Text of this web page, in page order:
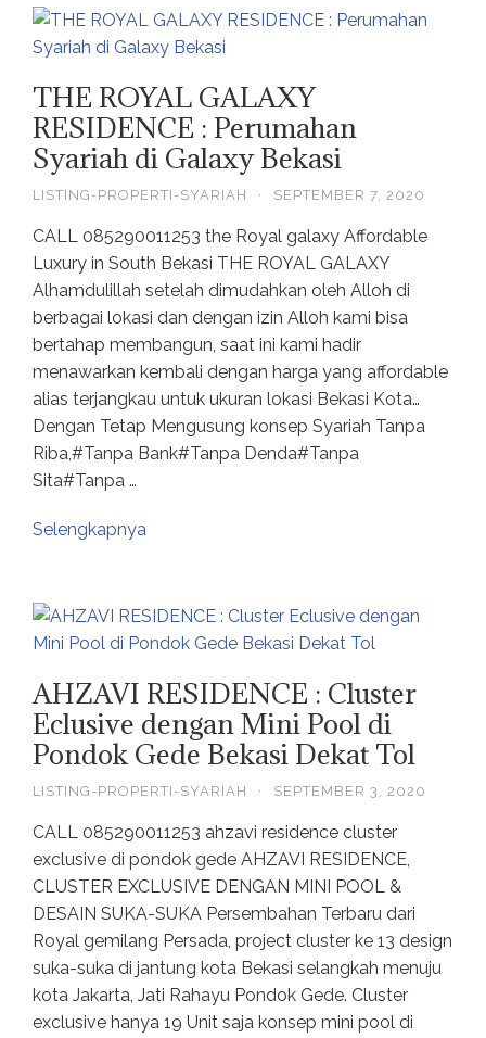
THE ROYAL GALAXY
RESIDENCE : Perumahan
Syariah di Galaxy Bekasi
LISTING-PROPERTI-SYARIAH · SEPTEMBER 7, 2020
CALL 085290011253 the Royal galaxy Affordable
Luxury in South Bekasi THE ROYAL GALAXY
Alhamdulillah setelah dimudahkan oleh Alloh di
berbagai lokasi dan dengan izin Alloh kami bisa
bertahap membangun, saat ini kami hadir
menawarkan kembali dengan harga yang affordable
alias terjangkau untuk ukuran lokasi Bekasi Kota…
Dengan Tetap Mengusung konsep Syariah Tanpa
Riba,#Tanpa Bank#Tanpa Denda#Tanpa
Sita#Tanpa …
Selengkapnya
AHZAVI RESIDENCE : Cluster
Eclusive dengan Mini Pool di
Pondok Gede Bekasi Dekat Tol
LISTING-PROPERTI-SYARIAH · SEPTEMBER 3, 2020
CALL 085290011253 ahzavi residence cluster
exclusive di pondok gede AHZAVI RESIDENCE,
CLUSTER EXCLUSIVE DENGAN MINI POOL &
DESAIN SUKA-SUKA Persembahan Terbaru dari
Royal gemilang Persada, project cluster ke 13 design
suka-suka di jantung kota Bekasi selangkah menuju
kota Jakarta, Jati Rahayu Pondok Gede. Cluster
exclusive hanya 19 Unit saja konsep mini pool di